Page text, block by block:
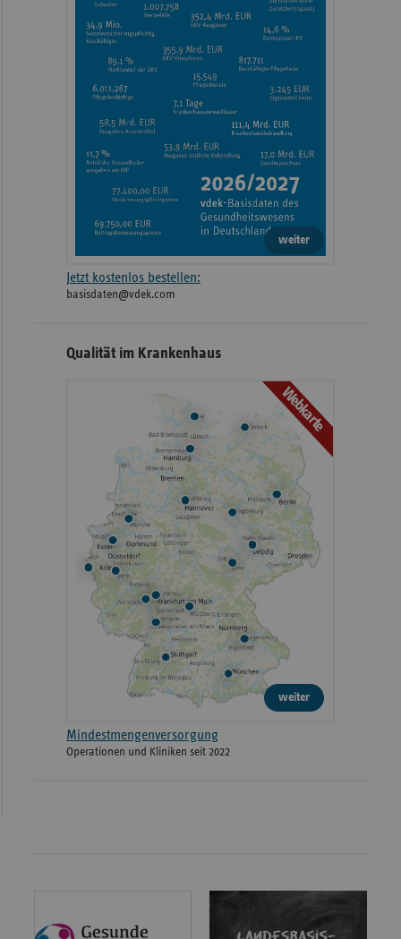
weiter
Jetzt kostenlos bestellen:
basisdaten@vdek.com
Qualität im Krankenhaus
Webkarte
weiter
Mindestmengenversorgung
Operationen und Kliniken seit 2022